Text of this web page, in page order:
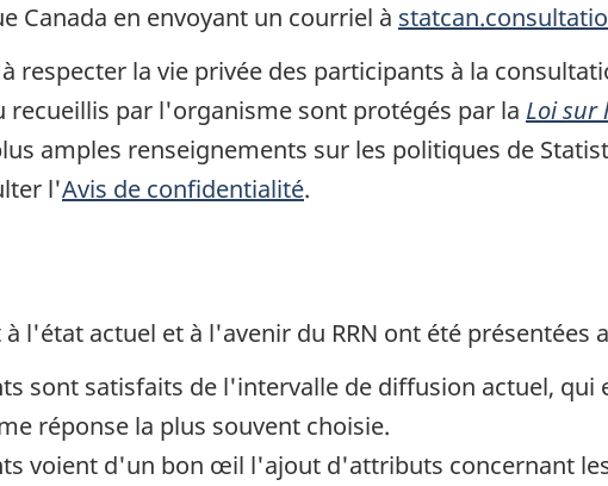
Canada en envoyant un courriel à
respecter la vie privée des participants à la
recueillis par l'organisme sont protégés par la Loi sur
amples renseignements sur les politiques de
l'Avis de confidentialité.
l'état actuel et à l'avenir du RRN ont été présentées
sont satisfaits de l'intervalle de diffusion actuel,
réponse la plus souvent choisie.
voient d'un bon œil l'ajout d'attributs concernant